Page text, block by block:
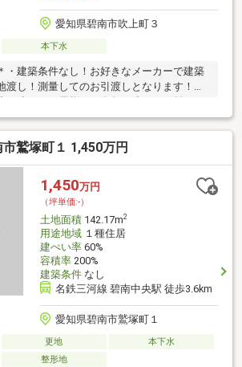
愛知県碧南市吹上町３
本下水
・建築条件なし！お好きなメーカーで建築
渡し！測量してのお引渡しとなります！・
ョン＊・碧南西端郵便局 徒歩2分 (約
ン 碧南上町４丁目店 徒歩8分 (約630m)・西
740m)・ファミリーマート 碧南三度山店 徒
ギドラッグ碧南坂口店 徒歩17分 (約
南金山店 徒歩28分 (約2230m)・ケーズデン
鷲塚町１ 1,450万円
1,450万円
（坪単価:-）
土地面積142.17m2
用途地域１種住居
建ぺい率60%
容積率200%
建築条件なし
名鉄三河線 碧南中央駅 徒歩3.6km
愛知県碧南市鷲塚町１
更地
本下水
整形地